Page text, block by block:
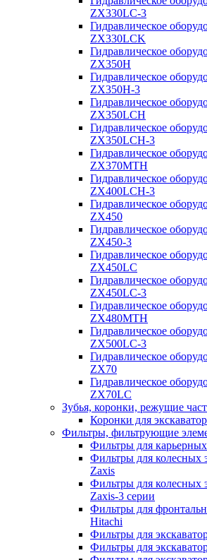
ZX330LC-3
Гидравлическое
ZX330LCK
Гидравлическое
ZX350H
Гидравлическое
ZX350H-3
Гидравлическое
ZX350LCH
Гидравлическое
ZX350LCH-3
Гидравлическое
ZX370MTH
Гидравлическое
ZX400LCH-3
Гидравлическое
ZX450
Гидравлическое
ZX450-3
Гидравлическое
ZX450LC
Гидравлическое
ZX450LC-3
Гидравлическое
ZX480MTH
Гидравлическое
ZX500LC-3
Гидравлическое
ZX70
Гидравлическое
ZX70LC
Зубья, коронки, режущие
Коронки для
Фильтры, фильтрующие
Фильтры для
Фильтры для колесных
Zaxis
Фильтры для колесных
Zaxis-3 серии
Фильтры для
Hitachi
Фильтры для
Фильтры для